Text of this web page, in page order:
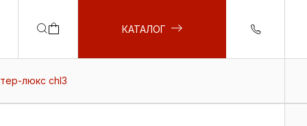
КАТАЛОГ
люкс сhl3